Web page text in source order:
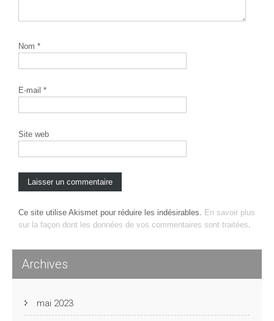
Nom *
E-mail *
Site web
Ce site utilise Akismet pour réduire les indésirables. En savoir plus
sur la façon dont les données de vos commentaires sont traitées.
Archives
mai 2023